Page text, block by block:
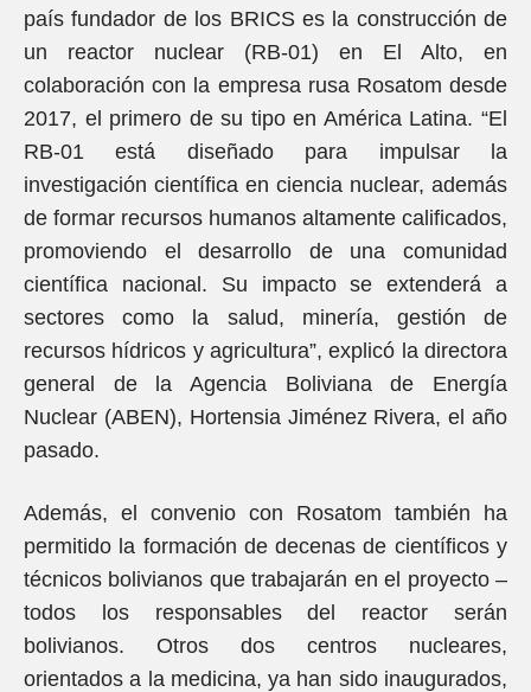
país fundador de los BRICS es la construcción de
un reactor nuclear (RB-01) en El Alto, en
colaboración con la empresa rusa Rosatom desde
2017, el primero de su tipo en América Latina. “El
RB-01 está diseñado para impulsar la
investigación científica en ciencia nuclear, además
de formar recursos humanos altamente calificados,
promoviendo el desarrollo de una comunidad
científica nacional. Su impacto se extenderá a
sectores como la salud, minería, gestión de
recursos hídricos y agricultura”, explicó la directora
general de la Agencia Boliviana de Energía
Nuclear (ABEN), Hortensia Jiménez Rivera, el año
pasado.
Además, el convenio con Rosatom también ha
permitido la formación de decenas de científicos y
técnicos bolivianos que trabajarán en el proyecto –
todos los responsables del reactor serán
bolivianos. Otros dos centros nucleares,
orientados a la medicina, ya han sido inaugurados,